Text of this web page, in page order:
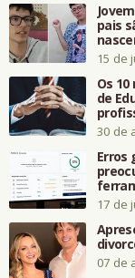
pais
15 de
Os
de
30 de
Erros
17 de
07 de